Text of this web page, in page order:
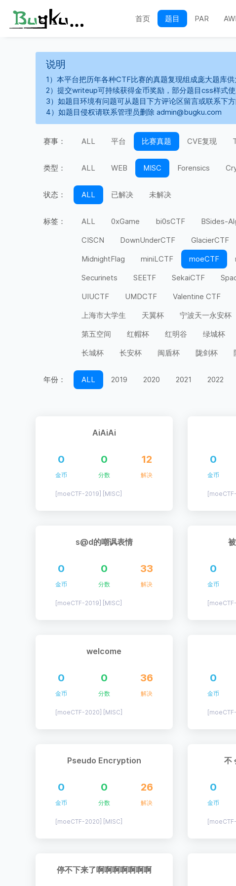
首页 题目 PAR
说明
1）本平台把历年各种CTF比赛的真题复现组成庞大题库
2）提交writeup可持续获得金币奖励，部分题目css样式
3）如题目环境有问题可从题目下方评论区留言或联系下
4）如题目侵权请联系管理员删除 admin@bugku.com
赛事： ALL 平台 比赛真题 CVE复现
类型： ALL WEB MISC Forensics
状态： ALL 已解决 未解决
标签： ALL 0xGame bi0sCTF BSides-
CISCN
DownUnderCTF GlacierCTF
MidnightFlag
miniLCTF moeCTF
Securinets
SEETF SekaiCTF
UIUCTF
UMDCTF Valentine CTF
上海市大学生
天翼杯 宁波天一永安杯
第五空间
红帽杯 红明谷 绿城杯
长城杯
长安杯 闽盾杯 陇剑杯
年份： ALL 2019 2020 2021 2022
AiAiAi
0
金币
0
分数
12
解决
[moeCTF-2019] [MISC]
0
金币
s@d的嘲讽表情
0
金币
0
分数
33
解决
[moeCTF-2019] [MISC]
0
金币
welcome
0
金币
0
分数
36
解决
[moeCTF-2020] [MISC]
0
金币
Pseudo Encryption
0
金币
0
分数
26
解决
[moeCTF-2020] [MISC]
不
0
金币
停不下来了啊啊啊啊啊啊啊